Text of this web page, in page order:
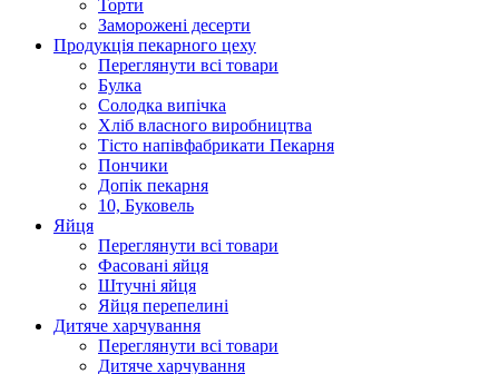
Торти
Заморожені десерти
Продукцiя пекарного цеху
Переглянути всі товари
Булка
Солодка випiчка
Хлiб власного виробництва
Тiсто напiвфабрикати Пекарня
Пончики
Допік пекарня
10, Буковель
Яйця
Переглянути всі товари
Фасовані яйця
Штучні яйця
Яйця перепелині
Дитяче харчування
Переглянути всі товари
Дитяче харчування